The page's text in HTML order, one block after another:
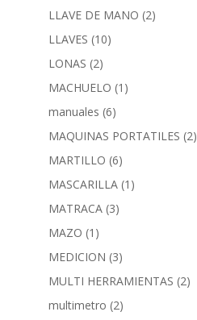
LLAVE DE MANO (2)
LLAVES (10)
LONAS (2)
MACHUELO (1)
manuales (6)
MAQUINAS PORTATILES (2)
MARTILLO (6)
MASCARILLA (1)
MATRACA (3)
MAZO (1)
MEDICION (3)
MULTI HERRAMIENTAS (2)
multimetro (2)